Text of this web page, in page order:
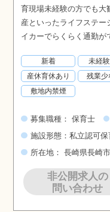
育現場未経験の方でも大
産といったライフステ
イカーでらくらく通勤が
新着 未経
産休育休あり
残業少
敷地内禁煙
募集職種： 保育士
施設形態：私立認可保
所在地： 長崎県長崎市
非公開求人の
問い合わせ